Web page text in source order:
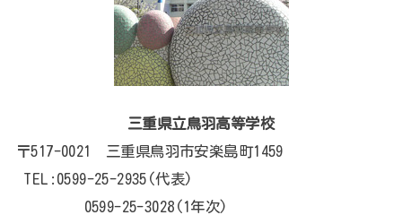
三重県立鳥羽高等学校
〒517-0021 三重県鳥羽市安楽島町1459
TEL:0599-25-2935(代表)
0599-25-3028(1年次)